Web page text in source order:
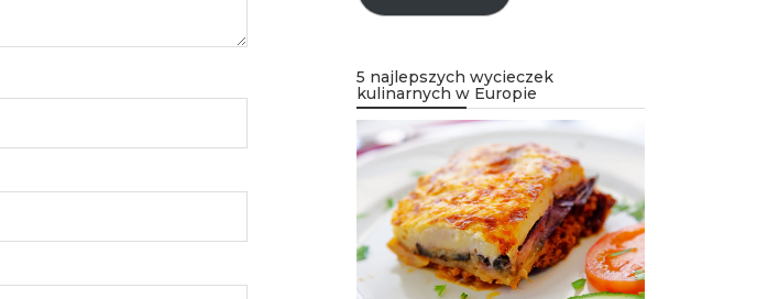
5 najlepszych wycieczek
kulinarnych w Europie